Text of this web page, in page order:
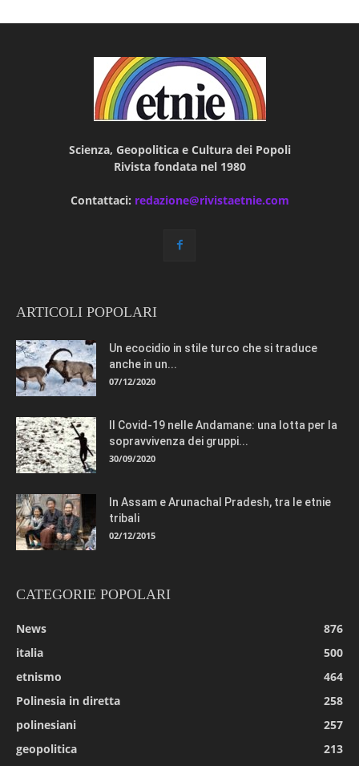
Scienza, Geopolitica e Cultura dei Popoli
Rivista fondata nel 1980
Contattaci: redazione@rivistaetnie.com
ARTICOLI POPOLARI
Un ecocidio in stile turco che si traduce
anche in un...
07/12/2020
Il Covid-19 nelle Andamane: una lotta per la
sopravvivenza dei gruppi...
30/09/2020
In Assam e Arunachal Pradesh, tra le etnie
tribali
02/12/2015
CATEGORIE POPOLARI
News
876
italia
500
etnismo
464
Polinesia in diretta
258
polinesiani
257
geopolitica
213